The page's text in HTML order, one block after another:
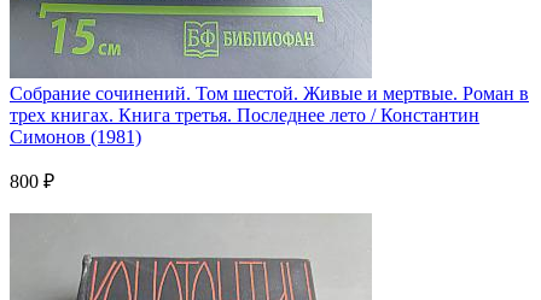
Собрание сочинений. Том шестой. Живые и мертвые. Роман в
трех книгах. Книга третья. Последнее лето / Константин
Симонов (1981)
800 ₽